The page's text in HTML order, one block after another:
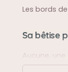
Les bords
Sa bêtise
Aucune,